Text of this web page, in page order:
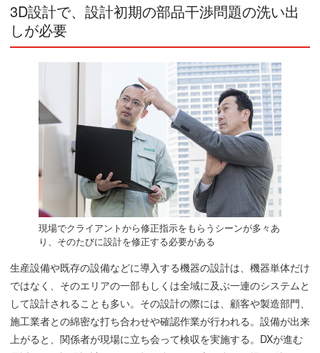
3D設計で、設計初期の部品干渉問題の洗い出
しが必要
現場でクライアントから修正指示をもらうシーンが多々あ
り、そのたびに設計を修正する必要がある
生産設備や既存の設備などに導入する機器の設計は、機器単体だけ
ではなく、そのエリアの一部もしくは全域に及ぶ一連のシステムと
して設計されることも多い。その設計の際には、顧客や製造部門、
施工業者との綿密な打ち合わせや確認作業が行われる。設備が出来
上がると、関係者が現場に立ち会って検収を実施する。DXが進む